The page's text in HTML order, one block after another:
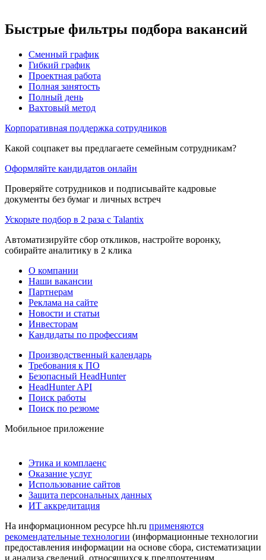
Быстрые фильтры подбора вакансий
Сменный график
Гибкий график
Проектная работа
Полная занятость
Полный день
Вахтовый метод
Корпоративная поддержка сотрудников
Какой соцпакет вы предлагаете семейным сотрудникам?
Оформляйте кандидатов онлайн
Проверяйте сотрудников и подписывайте кадровые
документы без бумаг и личных встреч
Ускорьте подбор в 2 раза с Talantix
Автоматизируйте сбор откликов, настройте воронку,
собирайте аналитику в 2 клика
О компании
Наши вакансии
Партнерам
Реклама на сайте
Новости и статьи
Инвесторам
Кандидаты по профессиям
Производственный календарь
Требования к ПО
Безопасный HeadHunter
HeadHunter API
Поиск работы
Поиск по резюме
Мобильное приложение
Этика и комплаенс
Оказание услуг
Использование сайтов
Защита персональных данных
ИТ аккредитация
На информационном ресурсе hh.ru применяются
рекомендательные технологии (информационные технологии
предоставления информации на основе сбора, систематизации
и анализа сведений, относящихся к предпочтениям